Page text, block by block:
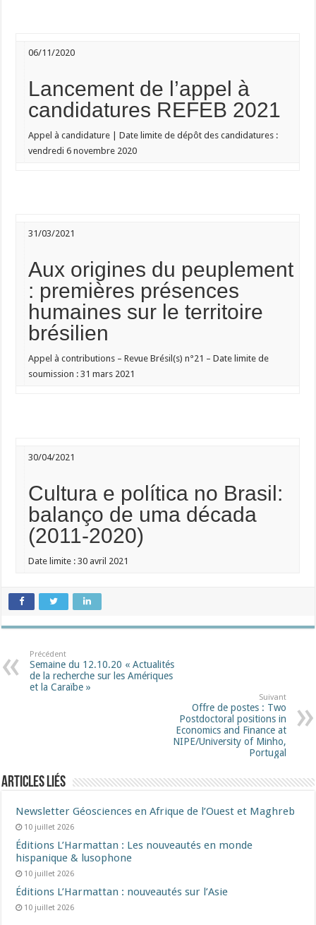
06/11/2020
Lancement de l’appel à
candidatures REFEB 2021
Appel à candidature | Date limite de dépôt des candidatures :
vendredi 6 novembre 2020
31/03/2021
Aux origines du peuplement
: premières présences
humaines sur le territoire
brésilien
Appel à contributions – Revue Brésil(s) n°21 – Date limite de
soumission :31 mars 2021
30/04/2021
Cultura e política no Brasil:
balanço de uma década
(2011-2020)
Date limite :30 avril 2021
Précédent
Semaine du 12.10.20 « Actualités
de la recherche sur les Amériques
et la Caraïbe »
Suivant
Offre de postes : Two
Postdoctoral positions in
Economics and Finance at
NIPE/University of Minho,
Portugal
Articles liés
Newsletter Géosciences en Afrique de l’Ouest et Maghreb
10 juillet 2026
Éditions L’Harmattan : Les nouveautés en monde
hispanique & lusophone
10 juillet 2026
Éditions L’Harmattan : nouveautés sur l’Asie
10 juillet 2026